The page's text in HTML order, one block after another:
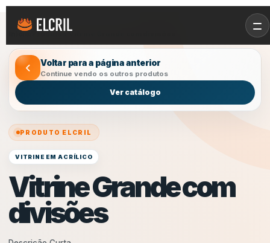
Produtos /Vitrine Grande com divisões
Voltar para a página anterior
Continue vendo os outros produtos
Ver catálogo
PRODUTO ELCRIL
VITRINE EM ACRÍLICO
Vitrine Grande com
divisões